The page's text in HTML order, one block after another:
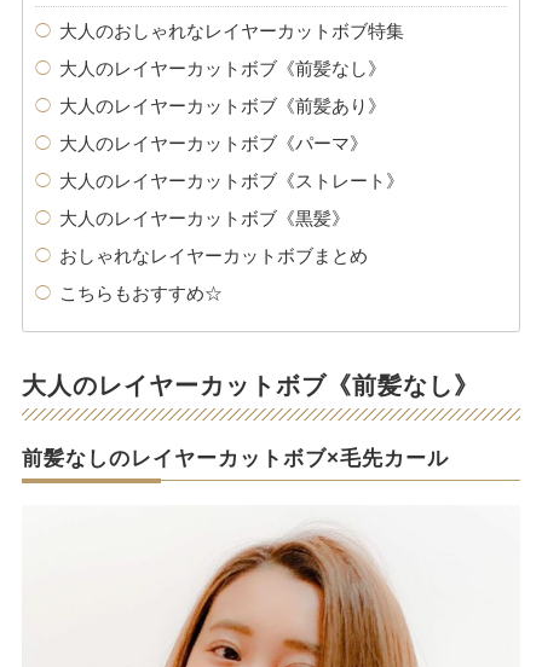
大人のおしゃれなレイヤーカットボブ特集
大人のレイヤーカットボブ《前髪なし》
大人のレイヤーカットボブ《前髪あり》
大人のレイヤーカットボブ《パーマ》
大人のレイヤーカットボブ《ストレート》
大人のレイヤーカットボブ《黒髪》
おしゃれなレイヤーカットボブまとめ
こちらもおすすめ☆
大人のレイヤーカットボブ《前髪なし》
前髪なしのレイヤーカットボブ×毛先カール